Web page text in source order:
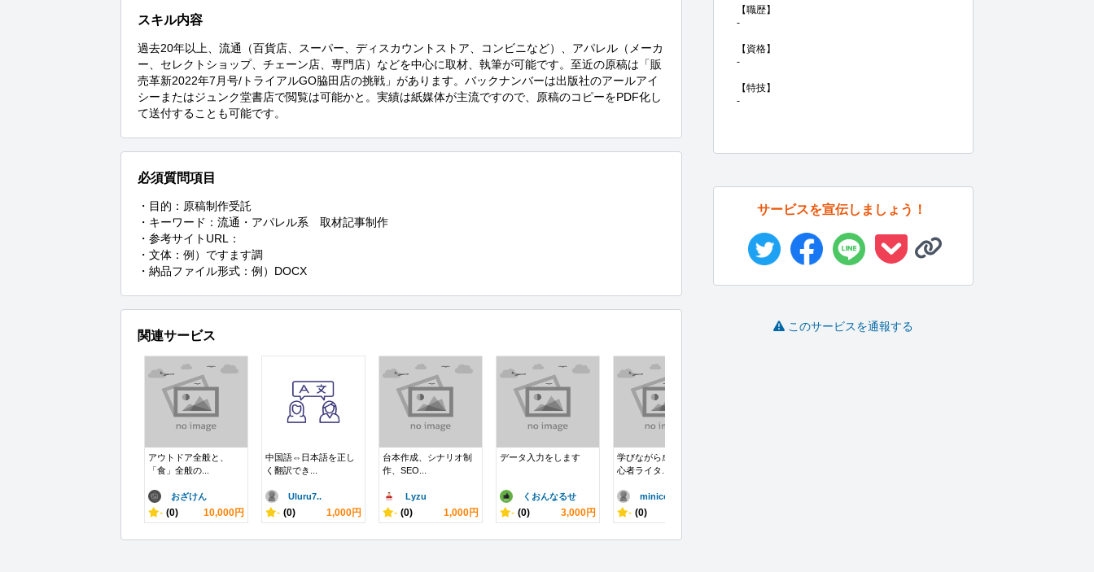
スキル内容
過去20年以上、流通（百貨店、スーパー、ディスカウントストア、コンビニなど）、アパレル（メーカ
ー、セレクトショップ、チェーン店、専門店）などを中心に取材、執筆が可能です。至近の原稿は「販
売革新2022年7月号/トライアルGO脇田店の挑戦」があります。バックナンバーは出版社のアールアイ
シーまたはジュンク堂書店で閲覧は可能かと。実績は紙媒体が主流ですので、原稿のコピーをPDF化し
て送付することも可能です。
必須質問項目
・目的：原稿制作受託
・キーワード：流通・アパレル系　取材記事制作
・参考サイトURL：
・文体：例）ですます調
・納品ファイル形式：例）DOCX
関連サービス
アウトドア全般と、
「食」全般の...
おざけん
- (0) 10,000円
中国語⇔日本語を正し
く翻訳でき...
Uluru7..
- (0) 1,000円
台本作成、シナリオ制
作、SEO...
Lyzu
- (0) 1,000円
データ入力をします
くおんなるせ
- (0) 3,000円
学びながら成長中｜初
心者ライタ...
minico..
- (0)
【職歴】
-
【資格】
-
【特技】
-
サービスを宣伝しましょう！
このサービスを通報する